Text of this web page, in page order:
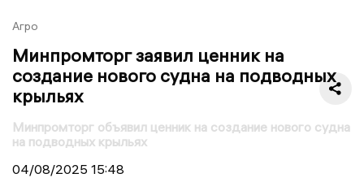
Агро
Минпромторг заявил ценник на
создание нового судна на подводных
крыльях
Минпромторг объявил ценник на создание нового судна
на подводных крыльях
04/08/2025 15:48